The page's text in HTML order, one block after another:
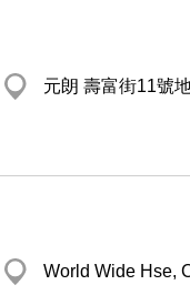
元朗 壽富街11號
World Wide Hse,